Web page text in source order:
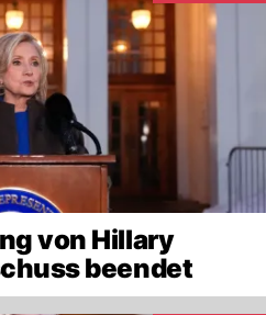
von Hillary
beendet